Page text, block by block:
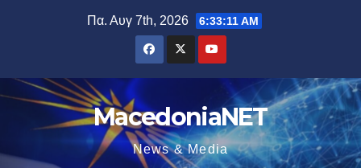
Πα. Αυγ 7th, 2026 6:33:12 AM
MacedoniaNET
News & Media